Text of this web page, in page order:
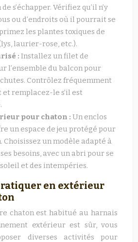
s’échapper. Vérifiez qu’il n’y
ou d’endroits où il pourrait se
les plantes toxiques de
laurier-rose, etc.).
: Installez un filet de
l’ensemble du balcon pour
Contrôlez fréquemment
et remplacez-le s’il est
pour chaton : Un enclos
un espace de jeu protégé pour
Choisissez un modèle adapté à
besoins, avec un abri pour se
et des intempéries.
en extérieur
chaton est habitué au harnais
extérieur est sûr, vous
diverses activités pour